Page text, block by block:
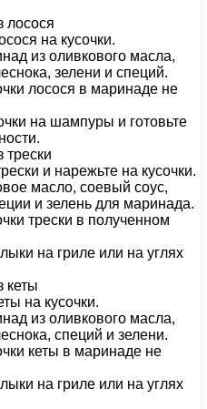
на кусочки.
из оливкового масла,
зелени и специй.
лосося в маринаде не
на шампуры и готовьте
и нарежьте на кусочки.
масло, соевый соус,
и зелень для маринада.
трески в полученном
на гриле или на углях
кеты
на кусочки.
из оливкового масла,
специй и зелени.
кеты в маринаде не
на гриле или на углях